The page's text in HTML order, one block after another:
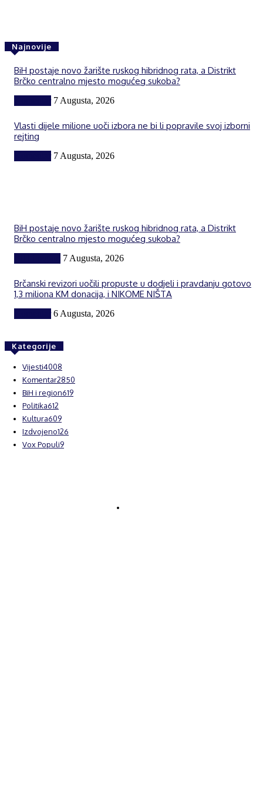
Najnovije
BiH postaje novo žarište ruskog hibridnog rata, a Distrikt
Brčko centralno mjesto mogućeg sukoba?
7 Augusta, 2026
Vlasti dijele milione uoči izbora ne bi li popravile svoj izborni
rejting
7 Augusta, 2026
BiH postaje novo žarište ruskog hibridnog rata, a Distrikt
Brčko centralno mjesto mogućeg sukoba?
7 Augusta, 2026
Brčanski revizori uočili propuste u dodjeli i pravdanju gotovo
1,3 miliona KM donacija, i NIKOME NIŠTA
6 Augusta, 2026
Kategorije
Vijesti4008
Komentar2850
BiH i region619
Politika612
Kultura609
Izdvojeno126
Vox Populi9